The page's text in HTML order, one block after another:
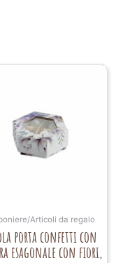
Articoli da regalo
porta confetti con
esagonale con fiori,